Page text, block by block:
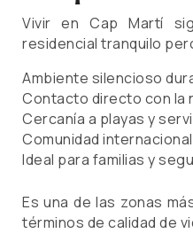
Vivir en Cap Martí
residencial tranquilo
Ambiente silencioso
Contacto directo con la
Cercanía a playas y
Comunidad
Ideal para familias y
Es una de las zonas
términos de calidad de